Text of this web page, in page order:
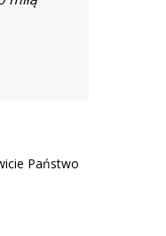
Państwo